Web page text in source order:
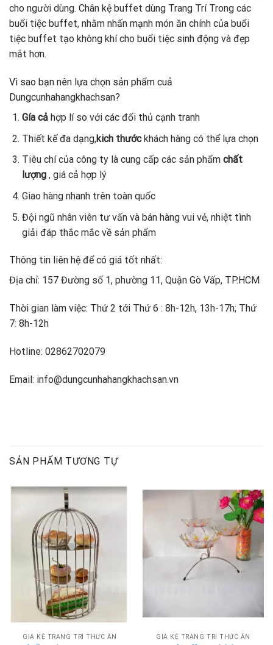
cho người dùng. Chân kệ buffet dùng Trang Trí Trong các
buổi tiệc buffet, nhằm nhấn mạnh món ăn chính của buổi
tiệc buffet tạo không khí cho buổi tiệc sinh động và đẹp
mắt hơn.
Vì sao bạn nên lựa chọn sản phẩm cuả
Dungcunhahangkhachsan?
Gía cảhợp lí so với các đối thủ cạnh tranh
Thiết kế đa dạng,kich thướckhách hàng có thể lựa chọn
Tiêu chí của công ty là cung cấp các sản phẩm chất
lượng, giá cả hợp lý
Giao hàng nhanh trên toàn quốc
Đội ngũ nhân viên tư vấn và bán hàng vui vẻ, nhiệt tình
giải đáp thắc mắc về sản phẩm
Thông tin liên hệ để có giá tốt nhất:
Địa chỉ: 157 Đường số 1, phường 11, Quận Gò Vấp, TP.HCM
Thời gian làm việc: Thứ 2 tới Thứ 6 : 8h-12h, 13h-17h; Thứ
7: 8h-12h
Hotline: 02862702079
Email: info@dungcunhahangkhachsan.vn
SẢN PHẨM TƯƠNG TỰ
GIÁ KỆ TRANG TRÍ THỨC ĂN GIÁ KỆ TRANG TRÍ THỨC ĂN